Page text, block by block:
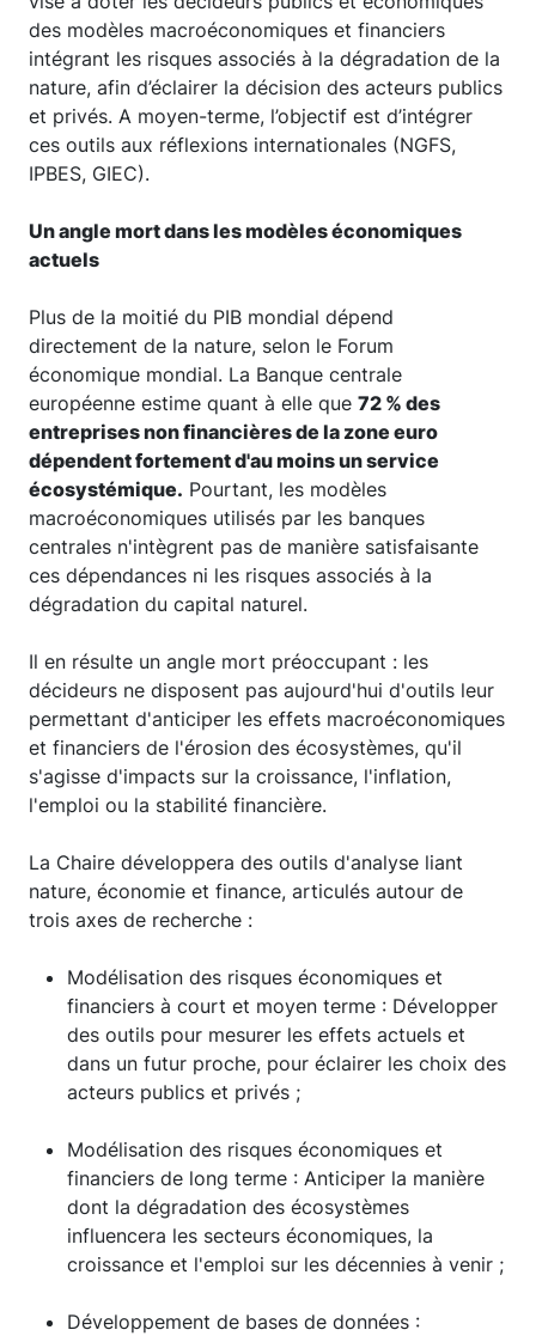
des modèles macroéconomiques et financiers
intégrant les risques associés à la dégradation de la
nature, afin d’éclairer la décision des acteurs publics
et privés. A moyen-terme, l’objectif est d’intégrer
ces outils aux réflexions internationales (NGFS,
IPBES, GIEC).
Un angle mort dans les modèles économiques
actuels
Plus de la moitié du PIB mondial dépend
directement de la nature, selon le Forum
économique mondial. La Banque centrale
européenne estime quant à elle que 72 % des
entreprises non financières de la zone euro
dépendent fortement d'au moins un service
écosystémique. Pourtant, les modèles
macroéconomiques utilisés par les banques
centrales n'intègrent pas de manière satisfaisante
ces dépendances ni les risques associés à la
dégradation du capital naturel.
Il en résulte un angle mort préoccupant : les
décideurs ne disposent pas aujourd'hui d'outils leur
permettant d'anticiper les effets macroéconomiques
et financiers de l'érosion des écosystèmes, qu'il
s'agisse d'impacts sur la croissance, l'inflation,
l'emploi ou la stabilité financière.
La Chaire développera des outils d'analyse liant
nature, économie et finance, articulés autour de
trois axes de recherche :
Modélisation des risques économiques et
financiers à court et moyen terme : Développer
des outils pour mesurer les effets actuels et
dans un futur proche, pour éclairer les choix des
acteurs publics et privés ;
Modélisation des risques économiques et
financiers de long terme : Anticiper la manière
dont la dégradation des écosystèmes
influencera les secteurs économiques, la
croissance et l'emploi sur les décennies à venir ;
Développement de bases de données :